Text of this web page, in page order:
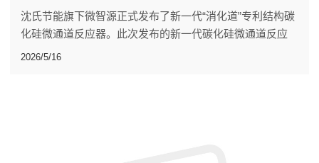
沈氏节能旗下微智源正式发布了新一代“消化道”专利结构碳
化硅微通道反应器。此次发布的新一代碳化硅微通道反应
器，是流道设计、材料配方与焊接工艺的系统迭代。
2026/5/16